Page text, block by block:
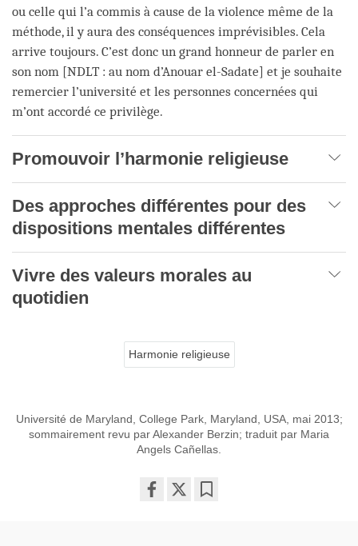
ou celle qui l’a commis à cause de la violence même de la
méthode, il y aura des conséquences imprévisibles. Cela
arrive toujours. C’est donc un grand honneur de parler en
son nom [NDLT : au nom d’Anouar el-Sadate] et je souhaite
remercier l’université et les personnes concernées qui
m’ont accordé ce privilège.
Promouvoir l’harmonie religieuse
Des approches différentes pour des
dispositions mentales différentes
Vivre des valeurs morales au
quotidien
Harmonie religieuse
Université de Maryland, College Park, Maryland, USA, mai 2013;
sommairement revu par Alexander Berzin; traduit par Maria
Angels Cañellas.